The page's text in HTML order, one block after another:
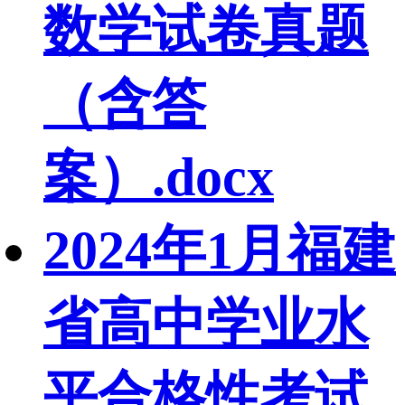
数学试卷真题
（含答
案）.docx
2024年1月福建
省高中学业水